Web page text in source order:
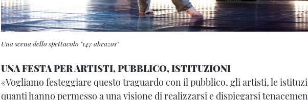
Una scena dello spettacolo "147 abrazos"
UNA FESTA PER ARTISTI, PUBBLICO, ISTITUZIONI
«Vogliamo festeggiare questo traguardo con il pubblico, gli artisti, le
quanti hanno permesso a una visione di realizzarsi e dispiegarsi